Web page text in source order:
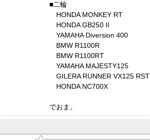
■二輪
HONDA MONKEY RT
HONDA GB250 II
YAMAHA Diversion 400
BMW R1100R
BMW R1100RT
YAMAHA MAJESTY125
GILERA RUNNER VX125 RST
HONDA NC700X
でおま。